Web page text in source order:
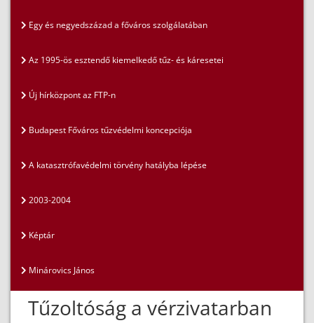
Egy és negyedszázad a főváros szolgálatában
Az 1995-ös esztendő kiemelkedő tűz- és káresetei
Új hírközpont az FTP-n
Budapest Főváros tűzvédelmi koncepciója
A katasztrófavédelmi törvény hatályba lépése
2003-2004
Képtár
Minárovics János
Tűzoltóság a vérzivatarban